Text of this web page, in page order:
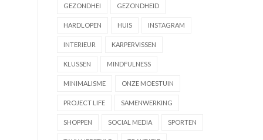
GEZONDHEI GEZONDHEID
HARDLOPEN HUIS INSTAGRAM
INTERIEUR KARPERVISSEN
KLUSSEN MINDFULNESS
MINIMALISME ONZE MOESTUIN
PROJECT LIFE SAMENWERKING
SHOPPEN SOCIAL MEDIA SPORTEN